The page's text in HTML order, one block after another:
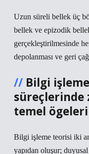
Uzun süreli bellek üç
bellek ve epizodik
gerçekleştirilmesinde
depolanması ve geri
Bilgi
süreçlerinde
temel
Bilgi işleme teorisi iki
yapıdan oluşur;